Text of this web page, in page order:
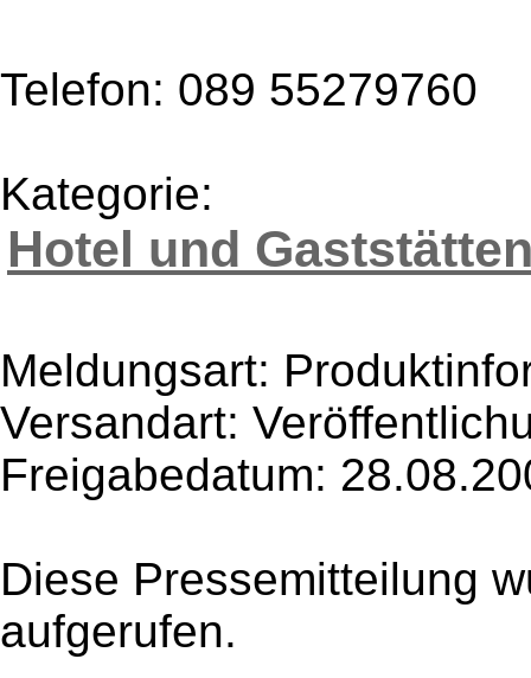
Telefon: 089 55279760
Kategorie:
Hotel und
Meldungsart:
Versandart:
Freigabedatum:
Diese Pressemitteilung
aufgerufen.